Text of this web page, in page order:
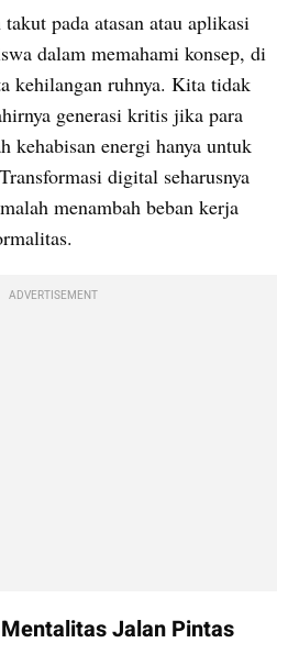
pada atasan atau aplikasi
dalam memahami konsep, di
kehilangan ruhnya. Kita tidak
generasi kritis jika para
kehabisan energi hanya untuk
digital seharusnya
menambah beban kerja
ADVERTISEMENT
Jalan Pintas